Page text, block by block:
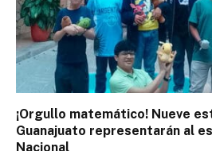
¡Orgullo matemático! Nueve
Guanajuato representarán al
Nacional